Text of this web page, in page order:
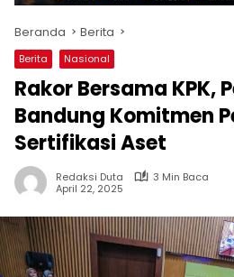
Beranda Berita
Berita Nasional
Rakor Bersama KPK,
Bandung Komitmen
Sertifikasi Aset
Redaksi Duta
3 Min Baca
April 22, 2025